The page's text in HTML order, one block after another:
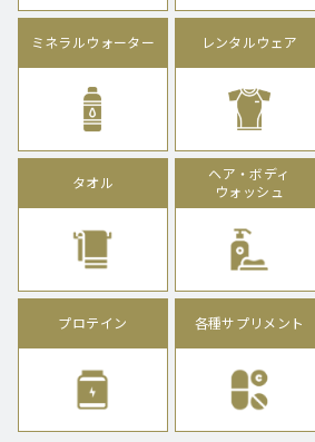
ミネラルウォーター レンタルウェア
タオル
ヘア・ボディ
ウォッシュ
プロテイン 各種サプリメント